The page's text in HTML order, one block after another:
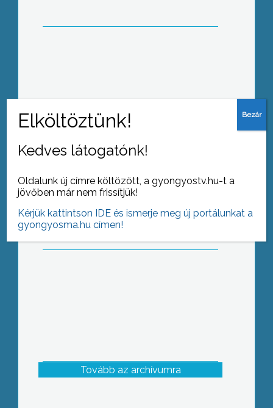
Jelentősen drágult május elsejétől a
vasúti közlekedés, emelkedtek a
Volán-jegy árak
Tovább az archívumra
Kedves látogatónk!
Oldalunk új címre költözött, a gyongyostv.hu-t a
jövőben már nem frissítjük!
Kérjük kattintson IDE és ismerje meg új portálunkat a
gyongyosma.hu címen!